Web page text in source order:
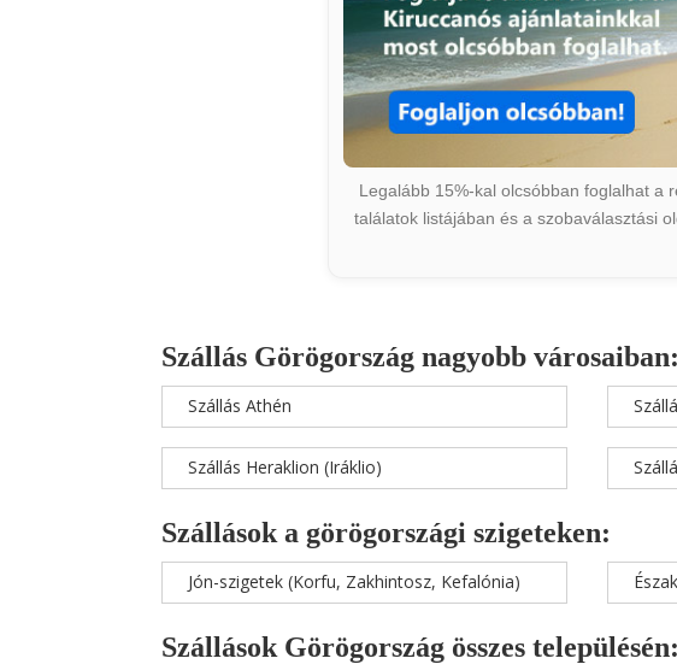
Legalább 15%-kal olcsóbban foglalhat a
találatok listájában és a szobaválasztási
Szállás Görögország nagyobb városaiban:
Szállás Athén
Szállás Heraklion (Iráklio)
Szállások a görögországi szigeteken:
Jón-szigetek (Korfu, Zakhintosz, Kefalónia)
Szállások Görögország összes településén: